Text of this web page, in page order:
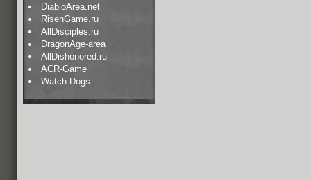
DiabloArea.net
RisenGame.ru
AllDisciples.ru
DragonAge-area
AllDishonored.ru
ACR-Game
Watch Dogs